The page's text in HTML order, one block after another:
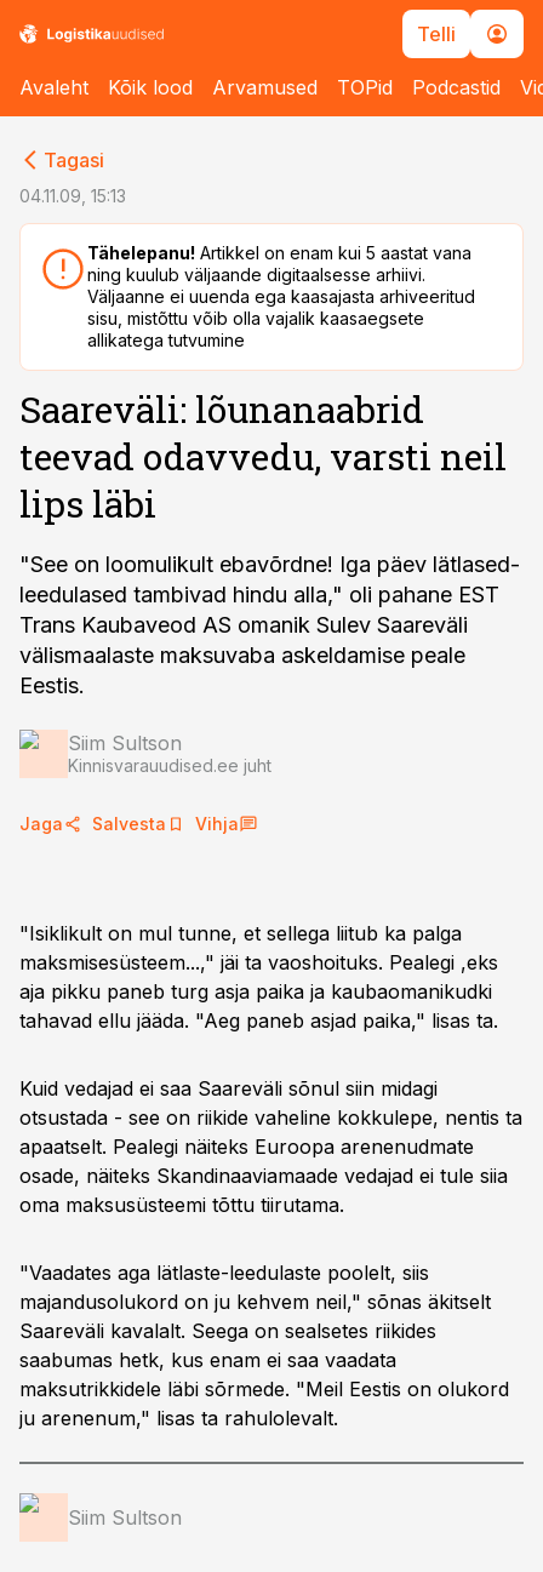
Telli
Avaleht Kõik lood Arvamused TOPid Podcastid
Tagasi
04.11.09, 15:13
Tähelepanu! Artikkel on enam kui 5 aastat vana
ning kuulub väljaande digitaalsesse arhiivi.
Väljaanne ei uuenda ega kaasajasta arhiveeritud
sisu, mistõttu võib olla vajalik kaasaegsete
allikatega tutvumine
Saareväli: lõunanaabrid
teevad odavvedu, varsti neil
lips läbi
"See on loomulikult ebavõrdne! Iga päev lätlased-
leedulased tambivad hindu alla," oli pahane EST
Trans Kaubaveod AS omanik Sulev Saareväli
välismaalaste maksuvaba askeldamise peale
Eestis.
Siim Sultson
Kinnisvarauudised.ee juht
Jaga Salvesta Vihja
"Isiklikult on mul tunne, et sellega liitub ka palga
maksmisesüsteem...," jäi ta vaoshoituks. Pealegi ,eks
aja pikku paneb turg asja paika ja kaubaomanikudki
tahavad ellu jääda. "Aeg paneb asjad paika," lisas ta.
Kuid vedajad ei saa Saareväli sõnul siin midagi
otsustada - see on riikide vaheline kokkulepe, nentis ta
apaatselt. Pealegi näiteks Euroopa arenenudmate
osade, näiteks Skandinaaviamaade vedajad ei tule siia
oma maksusüsteemi tõttu tiirutama.
"Vaadates aga lätlaste-leedulaste poolelt, siis
majandusolukord on ju kehvem neil," sõnas äkitselt
Saareväli kavalalt. Seega on sealsetes riikides
saabumas hetk, kus enam ei saa vaadata
maksutrikkidele läbi sõrmede. "Meil Eestis on olukord
ju arenenum," lisas ta rahulolevalt.
Siim Sultson